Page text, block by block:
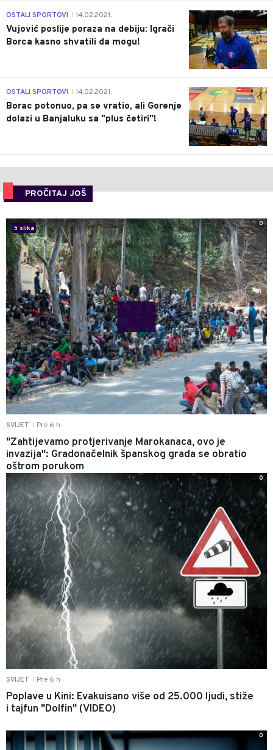
1
OSTALI SPORTOVI 14.02.2021.
Vujović poslije poraza na debiju: Igrači
Borca kasno shvatili da mogu!
3
OSTALI SPORTOVI 14.02.2021.
Borac potonuo, pa se vratio, ali Gorenje
dolazi u Banjaluku sa "plus četiri"!
PROČITAJ JOŠ
SVIJET Pre 6 h
"Zahtijevamo protjerivanje Marokanaca, ovo je
invazija": Gradonačelnik španskog grada se obratio
oštrom porukom
5 slika
0
SVIJET Pre 6 h
Poplave u Kini: Evakuisano više od 25.000 ljudi, stiže
i tajfun "Dolfin" (VIDEO)
0
0